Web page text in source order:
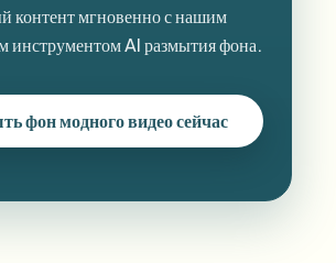
контент мгновенно с нашим
инструментом AI размытия фона.
фон модного видео сейчас